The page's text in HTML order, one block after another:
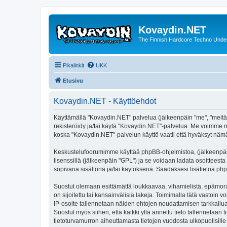
Kovaydin.NET
The Finnish Hardcore Techno
Pikalinkit UKK
Etusivu
Kovaydin.NET - Käyttöehdot
Käyttämällä "Kovaydin.NET" palvelua (jälkeenpäin "me",
rekisteröidy ja/tai käytä "Kovaydin.NET"-palvelua. Me
koska "Kovaydin.NET"-palvelun käyttö vaatii että hyväksyt
Keskustelufoorumimme käyttää phpBB-ohjelmistoa,
lisenssillä (jälkeenpäin "GPL") ja se voidaan ladata osoitteesta
sopivana sisältönä ja/tai käytöksenä. Saadaksesi lisätietoa
Suostut olemaan esittämättä loukkaavaa, vihamielistä,
on sijoitettu tai kansainvälisiä lakeja. Toimimalla tätä vastoin
IP-osoite tallennetaan näiden ehtojen noudattamisen
Suostut myös siihen, että kaikki yllä annettu tieto
tietoturvamurron aiheuttamasta tietojen vuodosta